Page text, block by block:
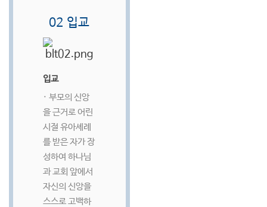
02 입교
입교
· 부모의 신앙
을 근거로 어린
시절 유아셰례
를 받은 자가 장
성하여 하나님
과 교회 앞에서
자신의 신앙을
스스로 고백하